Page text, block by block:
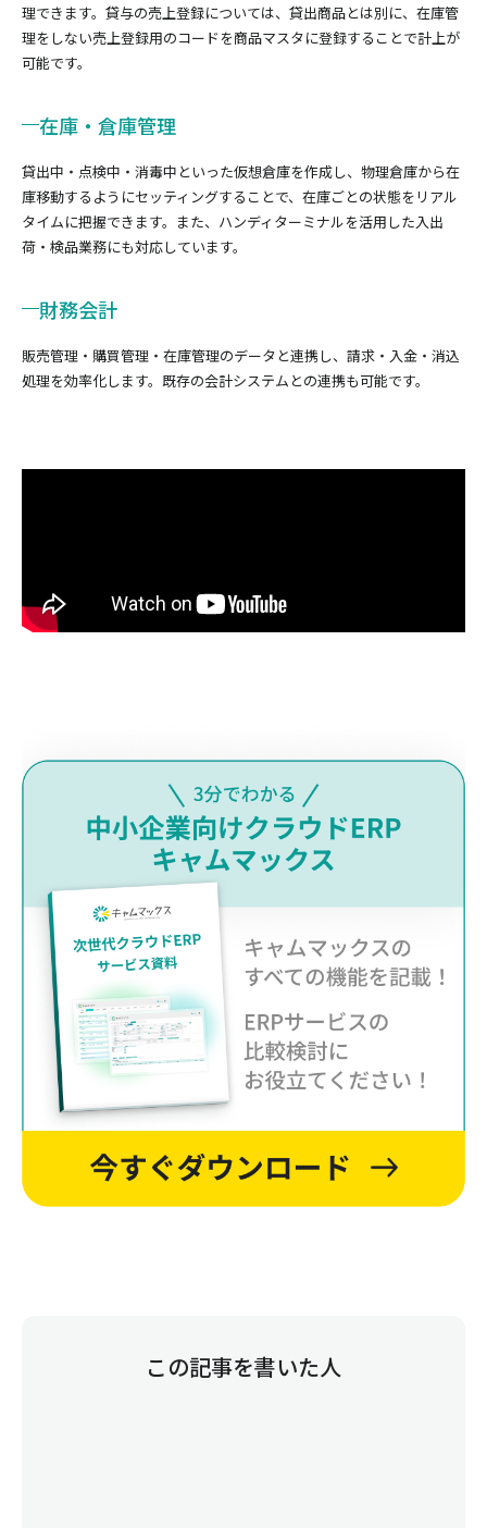
理できます。貸与の売上登録については、貸出商品とは別に、在庫管
理をしない売上登録用のコードを商品マスタに登録することで計上が
可能です。
在庫・倉庫管理
貸出中・点検中・消毒中といった仮想倉庫を作成し、物理倉庫から在
庫移動するようにセッティングすることで、在庫ごとの状態をリアル
タイムに把握できます。また、ハンディターミナルを活用した入出
荷・検品業務にも対応しています。
財務会計
販売管理・購買管理・在庫管理のデータと連携し、請求・入金・消込
処理を効率化します。既存の会計システムとの連携も可能です。
この記事を書いた人